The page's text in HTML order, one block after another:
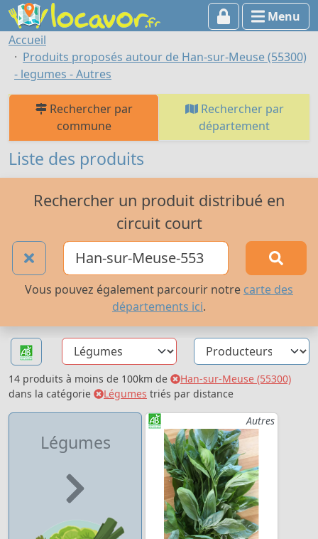
Menu
Accueil
Produits proposés autour de Han-sur-Meuse (55300)
- legumes - Autres
Rechercher par
commune
Rechercher par
département
Liste des produits
Rechercher un produit distribué en
circuit court
Vous pouvez également parcourir notre carte des
départements ici.
14 produits à moins de 100km de
Han-sur-Meuse (55300)
dans la catégorie
Légumes triés par distance
Légumes
Autres